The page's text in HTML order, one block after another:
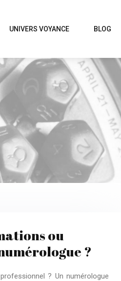
UNIVERS VOYANCE BLOG
ou
?
? Un numérologue